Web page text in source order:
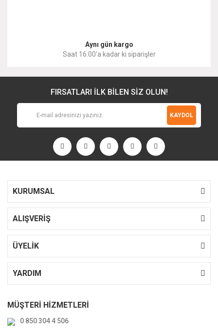
Aynı gün kargo
Saat 16:00'a kadar ki siparişler
FIRSATLARI İLK BİLEN SİZ OLUN!
KAYDOL
KURUMSAL
ALIŞVERİŞ
ÜYELİK
YARDIM
MÜŞTERİ HİZMETLERİ
0 850 304 4 506